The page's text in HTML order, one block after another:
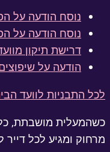
נוסח הודעה על
נוסח הודעה על
דרישת תיקון
הודעה על
לכל התבניות לוועד
כשהמעלית מושבתת, כל
מרחוק ומגיע לכל